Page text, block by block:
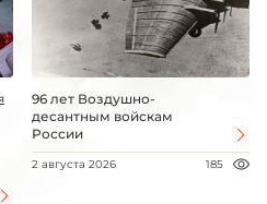
96 лет Воздушно-
десантным войскам
России
2 августа 2026 185